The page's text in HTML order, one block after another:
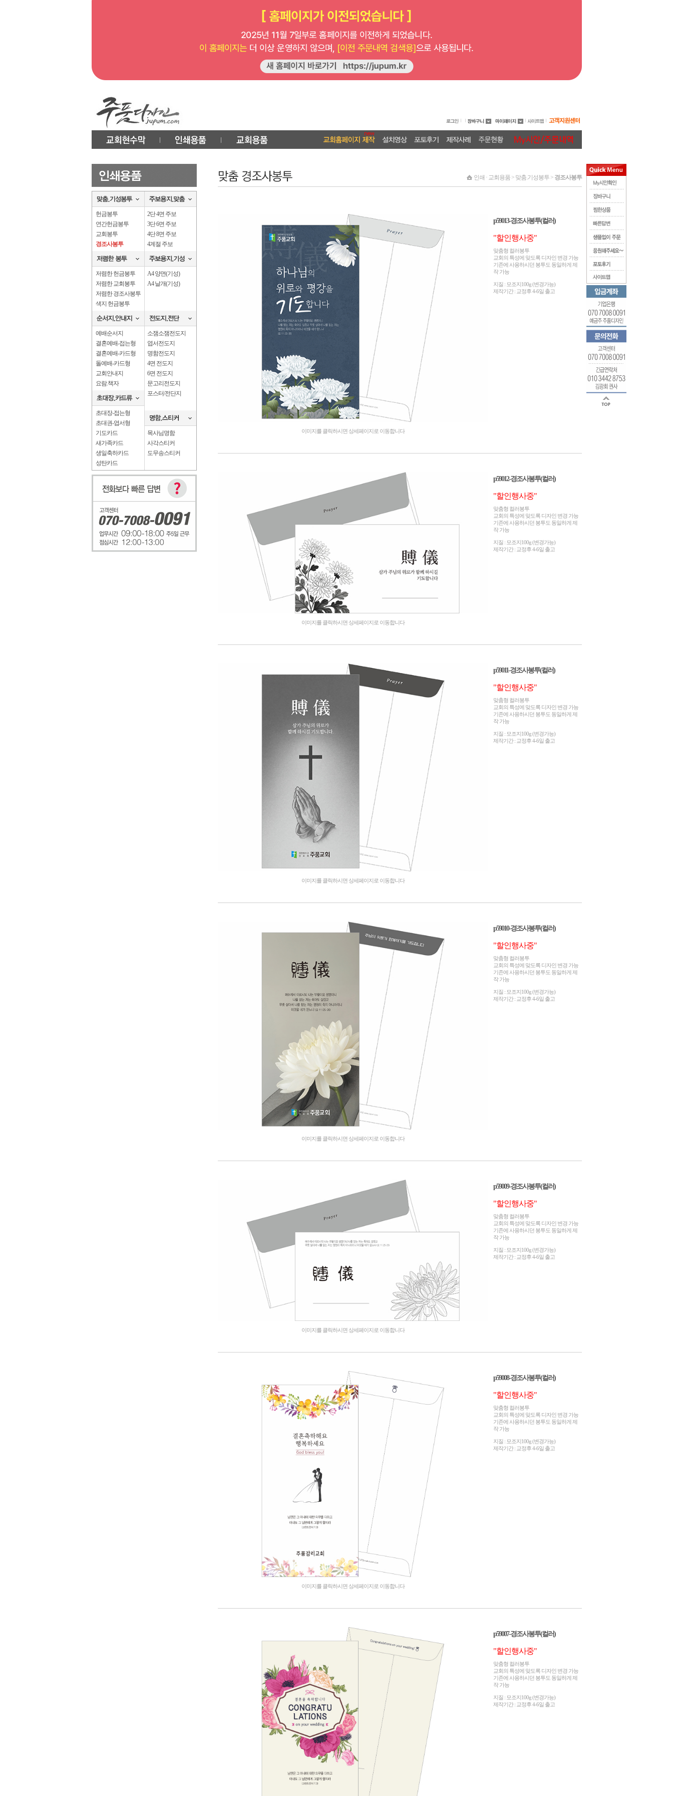
헌금봉투
연간헌금봉투
교회봉투
경조사봉투
저렴한 헌금봉투
저렴한 교회봉투
저렴한 경조사봉투
색지 헌금봉투
예배순서지
결혼예배-접는형
결혼예배-카드형
돌예배-카드형
교회안내지
요람.책자
초대장-접는형
초대권-엽서형
기도카드
새가족카드
생일축하카드
성탄카드
2단 4면 주보
3단 6면 주보
4단 8면 주보
4계절 주보
A4 양면(기성)
A4 날개(기성)
소잼소잼전도지
엽서전도지
명함전도지
4면 전도지
6면 전도지
문고리전도지
포스터/전단지
목사님명함
사각스티커
도무송스티커
인쇄 · 교회용품 > 맞춤.기성봉투 > 경조사봉투
이미지를 클릭하시면 상세페이지로 이동합니다
p59013-경조사봉투(컬러)
"할인행사중"
맞춤형 컬러봉투
교회의 특성에 맞도록 디자인 변경 가능
기존에 사용하시던 봉투도 동일하게 제
작 가능
지질 : 모조지100g (변경가능)
제작기간 : 교정후 4-6일 출고
이미지를 클릭하시면 상세페이지로 이동합니다
p59012-경조사봉투(컬러)
"할인행사중"
맞춤형 컬러봉투
교회의 특성에 맞도록 디자인 변경 가능
기존에 사용하시던 봉투도 동일하게 제
작 가능
지질 : 모조지100g (변경가능)
제작기간 : 교정후 4-6일 출고
이미지를 클릭하시면 상세페이지로 이동합니다
p59011-경조사봉투(컬러)
"할인행사중"
맞춤형 컬러봉투
교회의 특성에 맞도록 디자인 변경 가능
기존에 사용하시던 봉투도 동일하게 제
작 가능
지질 : 모조지100g (변경가능)
제작기간 : 교정후 4-6일 출고
이미지를 클릭하시면 상세페이지로 이동합니다
p59010-경조사봉투(컬러)
"할인행사중"
맞춤형 컬러봉투
교회의 특성에 맞도록 디자인 변경 가능
기존에 사용하시던 봉투도 동일하게 제
작 가능
지질 : 모조지100g (변경가능)
제작기간 : 교정후 4-6일 출고
이미지를 클릭하시면 상세페이지로 이동합니다
p59009-경조사봉투(컬러)
"할인행사중"
맞춤형 컬러봉투
교회의 특성에 맞도록 디자인 변경 가능
기존에 사용하시던 봉투도 동일하게 제
작 가능
지질 : 모조지100g (변경가능)
제작기간 : 교정후 4-6일 출고
이미지를 클릭하시면 상세페이지로 이동합니다
p59008-경조사봉투(컬러)
"할인행사중"
맞춤형 컬러봉투
교회의 특성에 맞도록 디자인 변경 가능
기존에 사용하시던 봉투도 동일하게 제
작 가능
지질 : 모조지100g (변경가능)
제작기간 : 교정후 4-6일 출고
p59007-경조사봉투(컬러)
"할인행사중"
맞춤형 컬러봉투
교회의 특성에 맞도록 디자인 변경 가능
기존에 사용하시던 봉투도 동일하게 제
작 가능
지질 : 모조지100g (변경가능)
제작기간 : 교정후 4-6일 출고